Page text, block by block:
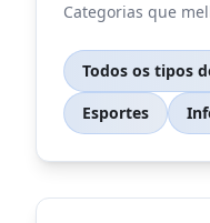
Categorias que
Todos os tipos
Esportes